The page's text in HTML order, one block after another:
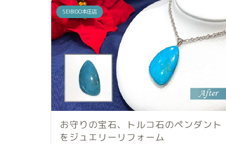
SEIBIDO本庄店
お守りの宝石、トルコ石のペンダント
をジュエリーリフォーム